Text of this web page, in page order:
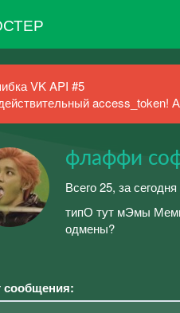
VK API #5
access_token!
флаффи
Всего 25, за
типО тут мЭмы
одмены?
сообщения: